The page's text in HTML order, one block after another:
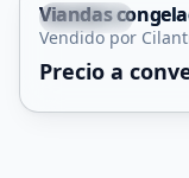
Capital
Viandas
Vendido por
Precio a